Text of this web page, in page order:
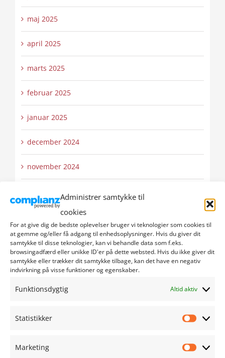
Administrer samtykke til
cookies
For at give dig de bedste oplevelser bruger vi teknologier som cookies til
at gemme og/eller få adgang til enhedsoplysninger. Hvis du giver dit
samtykke til disse teknologier, kan vi behandle data som f.eks.
browsingadfærd eller unikke ID'er på dette websted. Hvis du ikke giver dit
samtykke eller trækker dit samtykke tilbage, kan det have en negativ
indvirkning på visse funktioner og egenskaber.
Funktionsdygtig Altid aktiv
Statistikker
Marketing
maj 2025
april 2025
marts 2025
februar 2025
januar 2025
december 2024
november 2024
september 2024
august 2024
juli 2024
juni 2024
maj 2024